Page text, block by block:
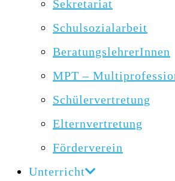
Sekretariat
Schulsozialarbeit
BeratungslehrerInnen
MPT –
Schülervertretung
Elternvertretung
Förderverein
Unterricht